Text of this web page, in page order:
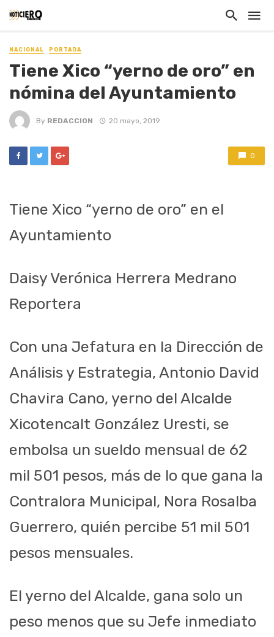
NACIONAL PORTADA
Tiene Xico “yerno de oro” en
nómina del Ayuntamiento
By REDACCION 20 mayo, 2019
0
Tiene Xico “yerno de oro” en el
Ayuntamiento
Daisy Verónica Herrera Medrano
Reportera
Con una Jefatura en la Dirección de
Análisis y Estrategia, Antonio David
Chavira Cano, yerno del Alcalde
Xicotencalt González Uresti, se
embolsa un sueldo mensual de 62
mil 501 pesos, más de lo que gana la
Contralora Municipal, Nora Rosalba
Guerrero, quién percibe 51 mil 501
pesos mensuales.
El yerno del Alcalde, gana solo un
peso menos que su Jefe inmediato